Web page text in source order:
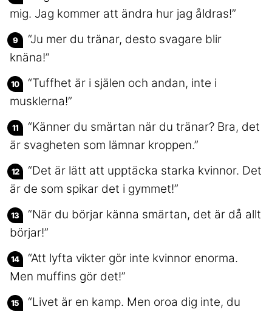
mig. Jag kommer att ändra hur jag åldras!”
“Ju mer du tränar, desto svagare blir
knäna!”
“Tuffhet är i själen och andan, inte i
musklerna!”
“Känner du smärtan när du tränar? Bra, det
är svagheten som lämnar kroppen.”
“Det är lätt att upptäcka starka kvinnor. Det
är de som spikar det i gymmet!”
“När du börjar känna smärtan, det är då allt
börjar!”
“Att lyfta vikter gör inte kvinnor enorma.
Men muffins gör det!”
“Livet är en kamp. Men oroa dig inte, du